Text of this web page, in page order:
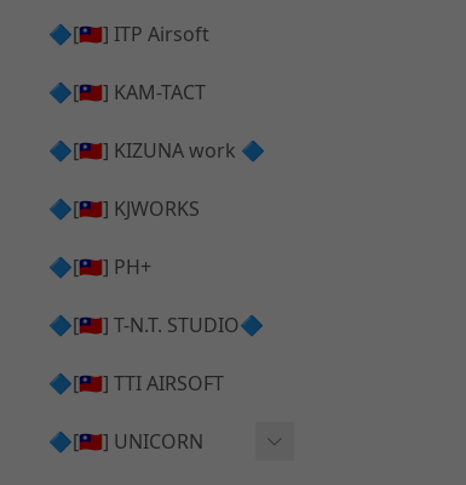
Hi-capa 上半外觀
Hi-capa 內部升級
G5 原廠零件
G17 GEN.3 原廠零件
AR ⧸ M4 GBB 升級套件
Hi-Capa 維修零件
ICS 成槍
🔷[🇹🇼] ITP Airsoft
🔷[🇹🇼] KAM-TACT
🔷[🇹🇼] KIZUNA work 🔷
🔷[🇹🇼] KJWORKS
🔷[🇹🇼] PH+
🔷[🇹🇼] T-N.T. STUDIO🔷
🔷[🇹🇼] TTI AIRSOFT
🔷[🇹🇼] UNICORN